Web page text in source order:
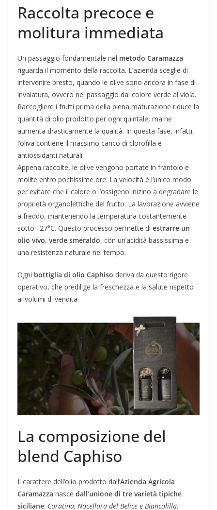
Raccolta precoce e
molitura immediata
Un passaggio fondamentale nel metodo Caramazza
riguarda il momento della raccolta. L’azienda sceglie di
intervenire presto, quando le olive sono ancora in fase di
invaiatura, ovvero nel passaggio dal colore verde al viola.
Raccogliere i frutti prima della piena maturazione riduce la
quantità di olio prodotto per ogni quintale, ma ne
aumenta drasticamente la qualità. In questa fase, infatti,
l’oliva contiene il massimo carico di clorofilla e
antiossidanti naturali.
Appena raccolte, le olive vengono portate in frantoio e
molite entro pochissime ore. La velocità è l’unico modo
per evitare che il calore o l’ossigeno inizino a degradare le
proprietà organolettiche del frutto. La lavorazione avviene
a freddo, mantenendo la temperatura costantemente
sotto i 27°C. Questo processo permette di estrarre un
olio vivo, verde smeraldo, con un’acidità bassissima e
una resistenza naturale nel tempo.
Ogni bottiglia di olio Caphiso deriva da questo rigore
operativo, che predilige la freschezza e la salute rispetto
ai volumi di vendita.
La composizione del
blend Caphiso
Il carattere dell’olio prodotto dall’Azienda Agricola
Caramazza nasce dall’unione di tre varietà tipiche
siciliane: Coratina, Nocellara del Belice e Biancolilla.